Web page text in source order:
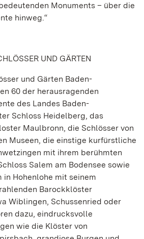
Monuments – über die
hinweg.“
UND GÄRTEN
und Gärten Baden-
60 der herausragenden
des Landes Baden-
Schloss Heidelberg, das
Maulbronn, die Schlösser von
Museen, die einstige kurfürstliche
mit ihrem berühmten
Salem am Bodensee sowie
in Hohenlohe mit seinem
Barockklöster
Wiblingen, Schussenried oder
dazu, eindrucksvolle
wie die Klöster von